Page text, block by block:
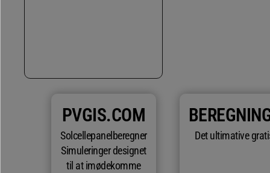
PVGIS.COM
Solcellepanelberegner
Simuleringer designet
til at imødekomme
Det ultimative